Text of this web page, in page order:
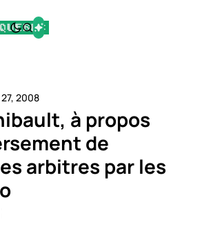
2008
à propos
de
arbitres par les